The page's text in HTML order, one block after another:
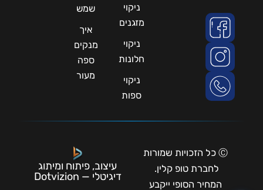
ניקוי
מזגנים
ניקוי
חלונות
ניקוי
ספות
שמש
איך
מנקים
ספה
מעור
Ⓒ כל הזכויות שמורות
לחברת טופ קלין.
המחיר הסופי ייקבע
עיצוב, פיתוח ומיתוג
דיגיטלי — Dotvizion